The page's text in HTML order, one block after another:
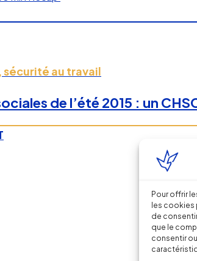
Pour offrir
les cookies
de
que le
consentir
sécurité au travail
de l’été 2015 : un